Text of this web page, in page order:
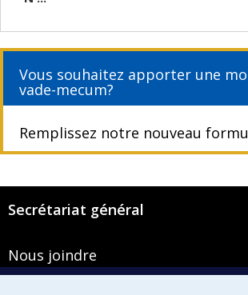
Vous souhaitez apporter une
vade-mecum?
Remplissez notre nouveau
Secrétariat général
Nous joindre